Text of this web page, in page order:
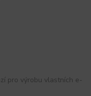
pro výrobu vlastních e-